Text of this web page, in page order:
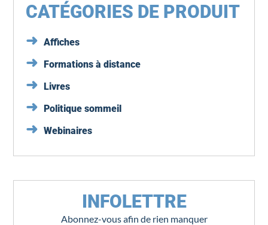
CATÉGORIES DE PRODUIT
Affiches
Formations à distance
Livres
Politique sommeil
Webinaires
INFOLETTRE
Abonnez-vous afin de rien manquer